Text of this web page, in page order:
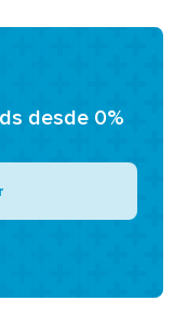
desde 0%